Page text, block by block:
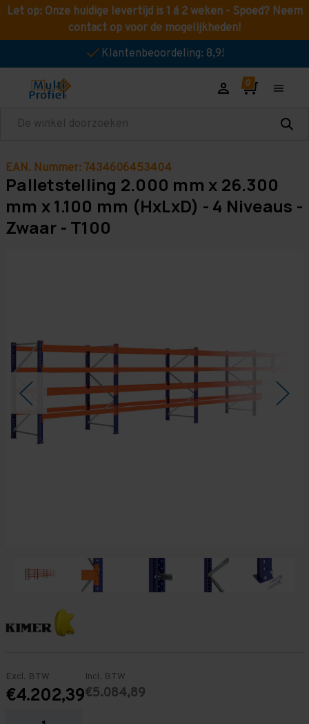
Let op: Onze huidige levertijd is 1 á 2 weken - Spoed? Neem
contact op voor de mogelijkheden!
Klantenbeoordeling: 8,9!
Zoeken
EAN. Nummer: 7434606453404
Palletstelling 2.000 mm x 26.300
mm x 1.100 mm (HxLxD) - 4 Niveaus -
Zwaar - T100
Excl. BTW
€4.202,39
Incl. BTW
€5.084,89